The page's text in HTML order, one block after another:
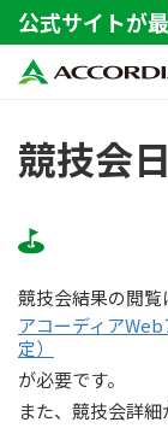
公式サイトが
競技会
競技会結果の閲覧
アコーディア
定）
が必要です。
また、競技会詳